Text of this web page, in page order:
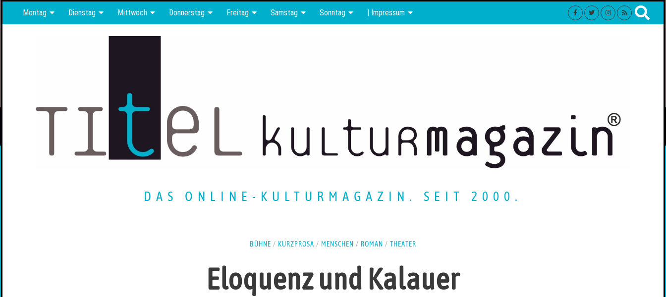
Montag Dienstag Mittwoch Donnerstag Freitag Samstag Sonntag | Impressum
DAS ONLINE-KULTURMAGAZIN. SEIT 2000.
BÜHNE / KURZPROSA / MENSCHEN / ROMAN / THEATER
Eloquenz und Kalauer